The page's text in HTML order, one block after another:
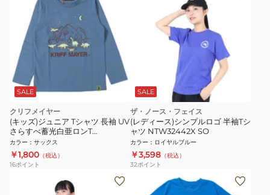
SALE
クリフメイヤー
(キッズ)ジュニア Tシャツ 長袖 UV
さらすべ蓄光白亜ロンT
2337844K-70:SAX サックス UV
ケア
カラー ： サックス
￥1,800 （税込）
16ポイント
SALE
ザ・ノース・フェイス
(レディース)シンプルロゴ 半袖Tシ
ャツ NTW32442X SO
カラー ： ロイヤルブルー
￥3,598 （税込）
32ポイント